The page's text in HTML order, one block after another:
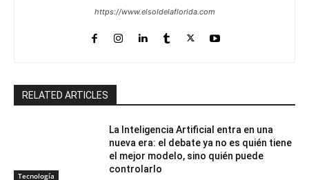
https://www.elsoldelaflorida.com
RELATED ARTICLES
Tecnología
La Inteligencia Artificial entra en una
nueva era: el debate ya no es quién tiene
el mejor modelo, sino quién puede
controlarlo